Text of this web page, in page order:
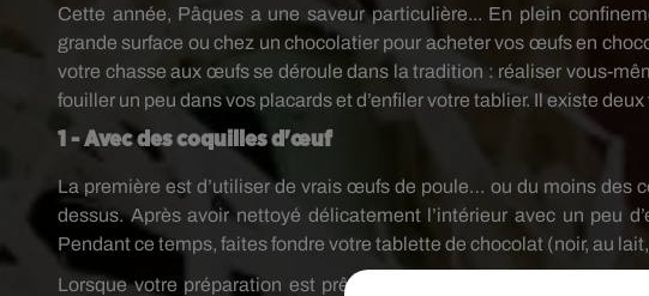
Cette année, Pâques a une saveur particulière... En plein
grande surface ou chez un chocolatier pour acheter vos œufs en
votre chasse aux œufs se déroule dans la tradition : réaliser vous-
fouiller un peu dans vos placards et d’enfiler votre tablier. Il existe
1 - Avec des coquilles d'œuf
La première est d’utiliser de vrais œufs de poule… ou du moins des
dessus. Après avoir nettoyé délicatement l’intérieur avec un peu
Pendant ce temps, faites fondre votre tablette de chocolat (noir, au
Lorsque votre préparation est prête, remplissez entièrement la